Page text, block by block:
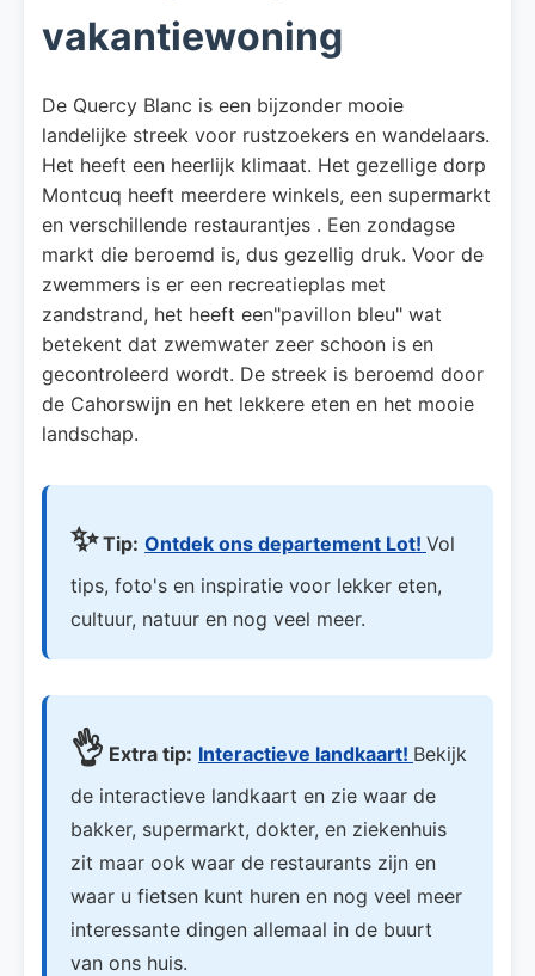
vakantiewoning
De Quercy Blanc is een bijzonder mooie
landelijke streek voor rustzoekers en wandelaars.
Het heeft een heerlijk klimaat. Het gezellige dorp
Montcuq heeft meerdere winkels, een supermarkt
en verschillende restaurantjes . Een zondagse
markt die beroemd is, dus gezellig druk. Voor de
zwemmers is er een recreatieplas met
zandstrand, het heeft een"pavillon bleu" wat
betekent dat zwemwater zeer schoon is en
gecontroleerd wordt. De streek is beroemd door
de Cahorswijn en het lekkere eten en het mooie
landschap.
✨Tip: Ontdek ons departement Lot! Vol
tips, foto's en inspiratie voor lekker eten,
cultuur, natuur en nog veel meer.
👌 Extra tip: Interactieve landkaart! Bekijk
de interactieve landkaart en zie waar de
bakker, supermarkt, dokter, en ziekenhuis
zit maar ook waar de restaurants zijn en
waar u fietsen kunt huren en nog veel meer
interessante dingen allemaal in de buurt
van ons huis.